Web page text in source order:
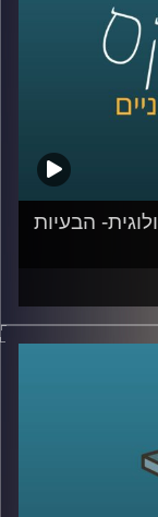
הבעיות
זה פוגע במאזן
השקיה והאם
העולם עד